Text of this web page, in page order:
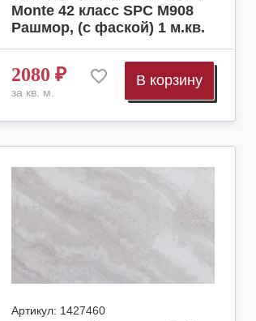
Monte 42 класс SPC M908
Рашмор, (с фаской) 1 м.кв.
2080 ₽
за кв. м.
В корзину
Артикул: 1427460